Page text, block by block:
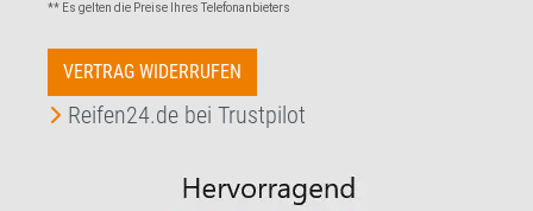
** Es gelten die Preise Ihres Telefonanbieters
VERTRAG WIDERRUFEN
Reifen24.de bei Trustpilot